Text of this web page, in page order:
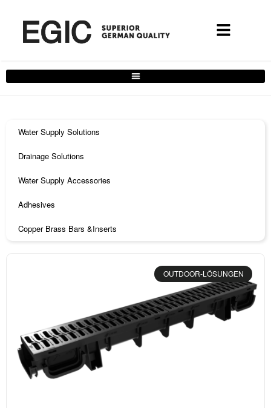
Water Supply Solutions
Drainage Solutions
Water Supply Accessories
Adhesives
Copper Brass Bars &Inserts
OUTDOOR-LÖSUNGEN